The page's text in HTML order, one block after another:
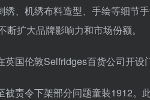
、机绣布料造型、手绘等细节
扩大品牌影响力和市场份额。
国伦敦Selfridges百货公司开设
被责令下架部分问题童装1912。